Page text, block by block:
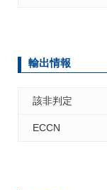
輸出情報
該非判定
ECCN